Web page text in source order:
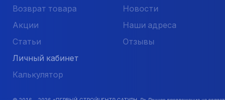
Возврат товара
Акции
Статьи
Личный кабинет
Калькулятор
Новости
Наши адреса
Отзывы